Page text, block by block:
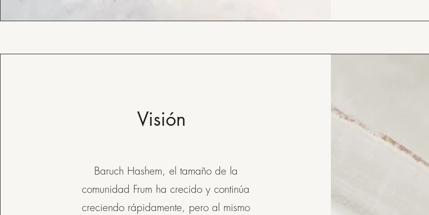
Visión
Baruch Hashem, el tamaño de la
comunidad Frum ha crecido y continúa
creciendo rápidamente, pero al mismo